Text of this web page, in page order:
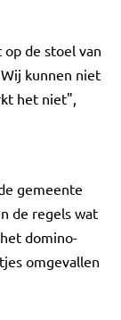
de stoel van
kunnen niet
het niet",
gemeente
de regels wat
domino-
omgevallen